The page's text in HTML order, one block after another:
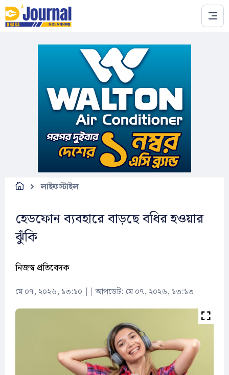
Skip to main content
লাইফস্টাইল
হেডফোন ব্যবহারে বাড়ছে বধির হওয়ার
ঝুঁকি
নিজস্ব প্রতিবেদক
মে ০৭, ২০২৬, ১৩:১০ ||আপডেট: মে ০৭, ২০২৬, ১৩:১৩